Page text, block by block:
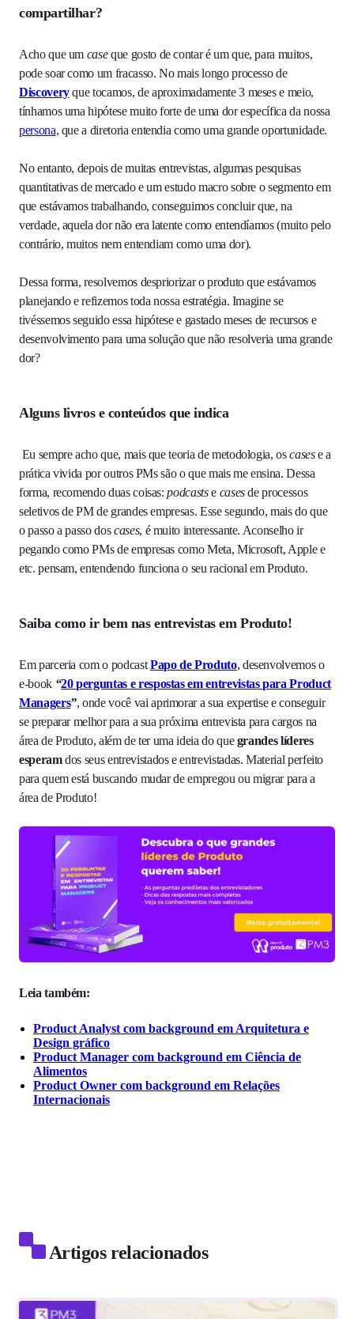
compartilhar?
Acho que um caseque gosto de contar é um que, para muitos,
pode soar como um fracasso. No mais longo processo de
Discoveryque tocamos, de aproximadamente 3 meses e meio,
tínhamos uma hipótese muito forte de uma dor específica da nossa
persona, que a diretoria entendia como uma grande oportunidade.
No entanto, depois de muitas entrevistas, algumas pesquisas
quantitativas de mercado e um estudo macro sobre o segmento em
que estávamos trabalhando, conseguimos concluir que, na
verdade, aquela dor não era latente como entendíamos (muito pelo
contrário, muitos nem entendiam como uma dor).
Dessa forma, resolvemos despriorizar o produto que estávamos
planejando e refizemos toda nossa estratégia. Imagine se
tivéssemos seguido essa hipótese e gastado meses de recursos e
desenvolvimento para uma solução que não resolveria uma grande
dor?
Alguns livros e conteúdos que indica
Eu sempre acho que, mais que teoria de metodologia, oscasese a
prática vivida por outros PMs são o que mais me ensina. Dessa
forma, recomendo duas coisas:podcastse casesde processos
seletivos de PM de grandes empresas. Esse segundo, mais do que
o passo a passo doscases, é muito interessante. Aconselho ir
pegando como PMs de empresas como Meta, Microsoft, Apple e
etc. pensam, entendendo funciona o seu racional em Produto.
Saiba como ir bem nas entrevistas em Produto!
Em parceria com o podcastPapo de Produto, desenvolvemos o
e-book “20 perguntas e respostas em entrevistas para Product
Managers”, onde você vai aprimorar a sua expertise e conseguir
se preparar melhor para a sua próxima entrevista para cargos na
área de Produto, além de ter uma ideia do quegrandes líderes
esperamdos seus entrevistados e entrevistadas. Material perfeito
para quem está buscando mudar de empregou ou migrar para a
área de Produto!
Leia também:
Product Analyst com background em Arquitetura e
Design gráfico
Product Manager com background em Ciência de
Alimentos
Product Owner com background em Relações
Internacionais
Artigos relacionados